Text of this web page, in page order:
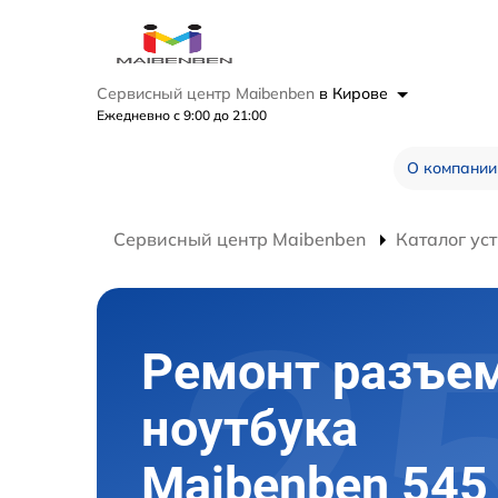
Сервисный центр Maibenben в Кирове
Ежедневно с 9:00 до 21:00
О компании
Сервисный центр Maibenben Каталог
Ремонт
ноутбука
Maibenben 545